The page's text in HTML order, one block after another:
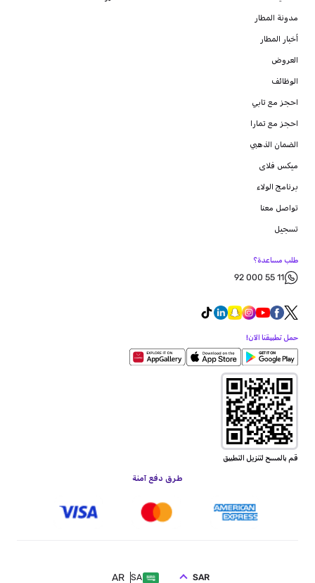
مدونة المطار
أخبار المطار
العروض
الوظائف
احجز مع تابي
احجز مع تمارا
الضمان الذهبي
ميكس فلاى
برنامج الولاء
تواصل معنا
تسجيل
طلب مساعدة؟
92 000 55 11
حمل تطبيقنا الآن!
قم بالمسح لتنزيل التطبيق
طرق دفع آمنة
SA
AR SAR